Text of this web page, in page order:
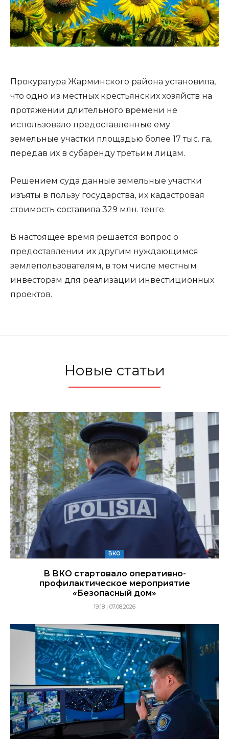
Прокуратура Жарминского района установила,
что одно из местных крестьянских хозяйств на
протяжении длительного времени не
использовало предоставленные ему
земельные участки площадью более 17 тыс. га,
передав их в субаренду третьим лицам.
Решением суда данные земельные участки
изъяты в пользу государства, их кадастровая
стоимость составила 329 млн. тенге.
В настоящее время решается вопрос о
предоставлении их другим нуждающимся
землепользователям, в том числе местным
инвесторам для реализации инвестиционных
проектов.
Новые статьи
ВКО
В ВКО стартовало оперативно-
профилактическое мероприятие
«Безопасный дом»
19:18 | 07.08.2026